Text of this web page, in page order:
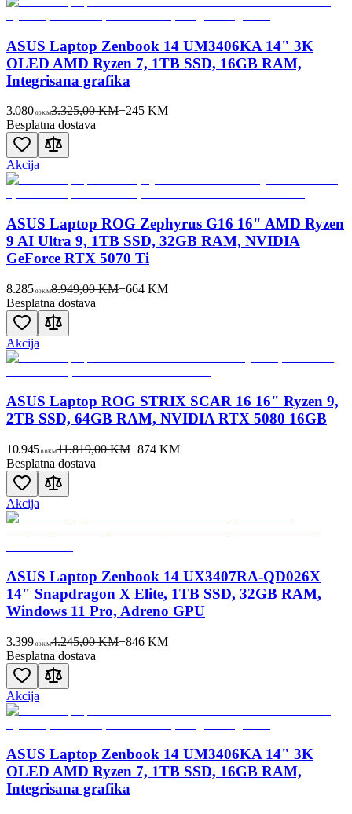
ASUS Laptop Zenbook 14 UM3406KA 14" 3K
OLED AMD Ryzen 7, 1TB SSD, 16GB RAM,
Integrisana grafika
3.080 00KM3.325,00 KM−245KM
Besplatna dostava
Akcija
ASUS Laptop ROG Zephyrus G16 16" AMD Ryzen
9 AI Ultra 9, 1TB SSD, 32GB RAM, NVIDIA
GeForce RTX 5070 Ti
8.285 00KM8.949,00 KM−664KM
Besplatna dostava
Akcija
ASUS Laptop ROG STRIX SCAR 16 16" Ryzen 9,
2TB SSD, 64GB RAM, NVIDIA RTX 5080 16GB
10.945 00KM11.819,00 KM−874KM
Besplatna dostava
Akcija
ASUS Laptop Zenbook 14 UX3407RA-QD026X
14" Snapdragon X Elite, 1TB SSD, 32GB RAM,
Windows 11 Pro, Adreno GPU
3.399 00KM4.245,00 KM−846KM
Besplatna dostava
Akcija
ASUS Laptop Zenbook 14 UM3406KA 14" 3K
OLED AMD Ryzen 7, 1TB SSD, 16GB RAM,
Integrisana grafika